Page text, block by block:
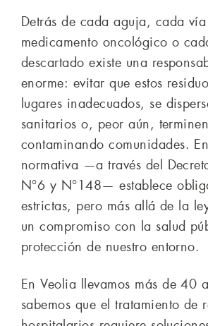
Detrás de cada aguja, cada
medicamento oncológico o
descartado existe una
enorme: evitar que estos
lugares inadecuados, se
sanitarios o, peor aún, terminen
contaminando comunidades.
normativa —a través del
N°6 y N°148— establece
estrictas, pero más allá de la
un compromiso con la salud
protección de nuestro entorno.
En Veolia llevamos más de 40
sabemos que el tratamiento de